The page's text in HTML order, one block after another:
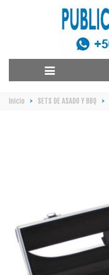
Inicio > SETS DE ASADO Y BBQ >